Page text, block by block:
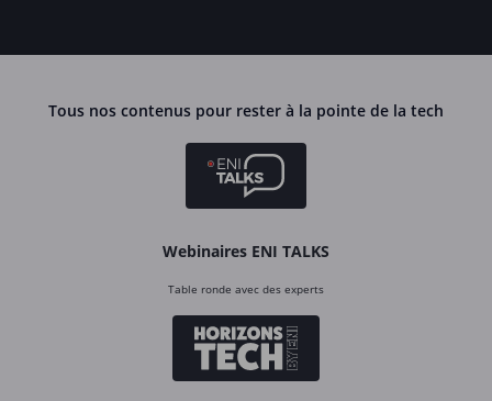
Tous nos contenus pour rester à la pointe de la tech
Webinaires ENI TALKS
Table ronde avec des experts